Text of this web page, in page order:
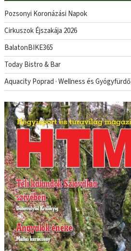
Pozsonyi Koronázási Napok
Cirkuszok Éjszakája 2026
BalatonBIKE365
Today Bistro & Bar
Aquacity Poprad · Wellness és Gyógyfürdő